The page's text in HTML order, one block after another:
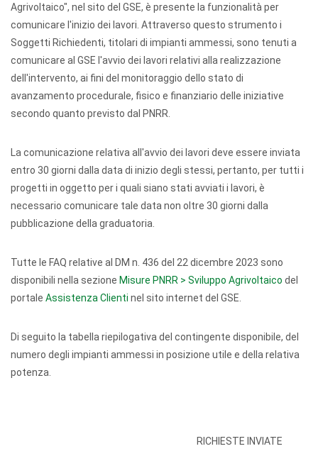
Agrivoltaico", nel sito del GSE, è presente la funzionalità per
comunicare l'inizio dei lavori. Attraverso questo strumento i
Soggetti Richiedenti, titolari di impianti ammessi, sono tenuti a
comunicare al GSE l'avvio dei lavori relativi alla realizzazione
dell'intervento, ai fini del monitoraggio dello stato di
avanzamento procedurale, fisico e finanziario delle iniziative
secondo quanto previsto dal PNRR.
La comunicazione relativa all'avvio dei lavori deve essere inviata
entro 30 giorni dalla data di inizio degli stessi, pertanto, per tutti i
progetti in oggetto per i quali siano stati avviati i lavori, è
necessario comunicare tale data non oltre 30 giorni dalla
pubblicazione della graduatoria.
Tutte le FAQ relative al DM n. 436 del 22 dicembre 2023 sono
disponibili nella sezione Misure PNRR > Sviluppo Agrivoltaico del
portale Assistenza Clienti nel sito internet del GSE.
Di seguito la tabella riepilogativa del contingente disponibile, del
numero degli impianti ammessi in posizione utile e della relativa
potenza.
RICHIESTE INVIATE